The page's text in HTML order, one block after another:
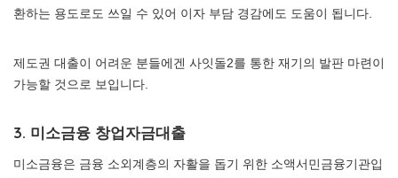
환하는 용도로도 쓰일 수 있어 이자 부담 경감에도 도움이 됩니다.
제도권 대출이 어려운 분들에겐 사잇돌2를 통한 재기의 발판 마련이
가능할 것으로 보입니다.
3. 미소금융 창업자금대출
미소금융은 금융 소외계층의 자활을 돕기 위한 소액서민금융기관입